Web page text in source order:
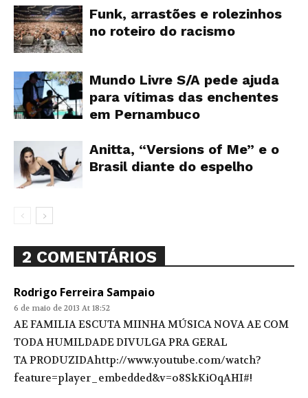
Funk, arrastões e rolezinhos
no roteiro do racismo
Mundo Livre S/A pede ajuda
para vítimas das enchentes
em Pernambuco
Anitta, “Versions of Me” e o
Brasil diante do espelho
2 COMENTÁRIOS
Rodrigo Ferreira Sampaio
6 de maio de 2013 At 18:52
AE FAMILIA ESCUTA MIINHA MÚSICA NOVA AE COM
TODA HUMILDADE DIVULGA PRA GERAL
TA PRODUZIDAhttp://www.youtube.com/watch?
feature=player_embedded&v=o8SkKiOqAHI#!